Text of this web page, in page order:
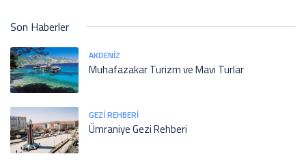
Son Haberler
AKDENIZ
Muhafazakar Turizm ve Mavi Turlar
GEZI REHBERI
Ümraniye Gezi Rehberi